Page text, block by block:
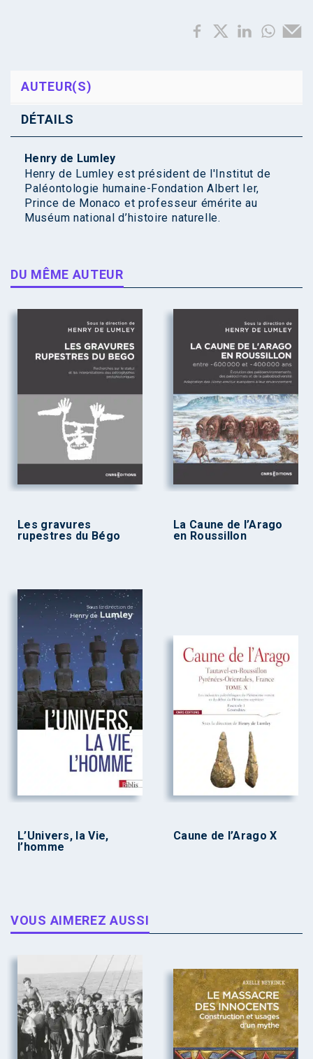
AUTEUR(S)
DÉTAILS
Henry de Lumley
Henry de Lumley est président de l'Institut de
Paléontologie humaine-Fondation Albert Ier,
Prince de Monaco et professeur émérite au
Muséum national d’histoire naturelle.
DU MÊME AUTEUR
Les gravures
rupestres du Bégo
La Caune de l’Arago
en Roussillon
L’Univers, la Vie,
l’homme
Caune de l’Arago X
VOUS AIMEREZ AUSSI